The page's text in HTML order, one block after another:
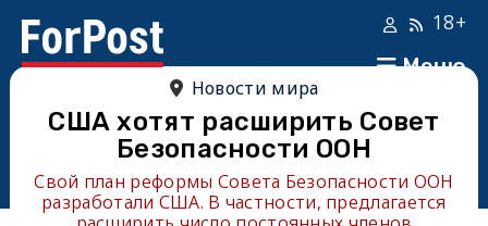
Меню
18+
Новости мира
США хотят расширить Совет
Безопасности ООН
Свой план реформы Совета Безопасности ООН
разработали США. В частности, предлагается